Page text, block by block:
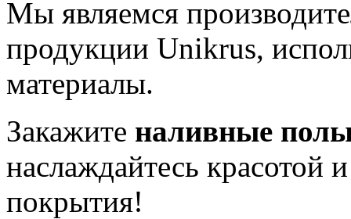
Мы являемся
продукции Unikrus,
материалы.
Закажите наливные
наслаждайтесь красотой
покрытия!